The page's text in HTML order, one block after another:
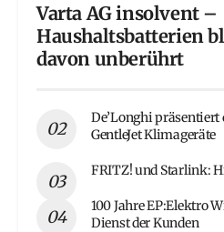
Varta AG insolvent –
Haushaltsbatterien
davon unberührt
De’Longhi
GentleJet Klimageräte
FRITZ! und Starlink:
100 Jahre EP:Elektro
Dienst der Kunden